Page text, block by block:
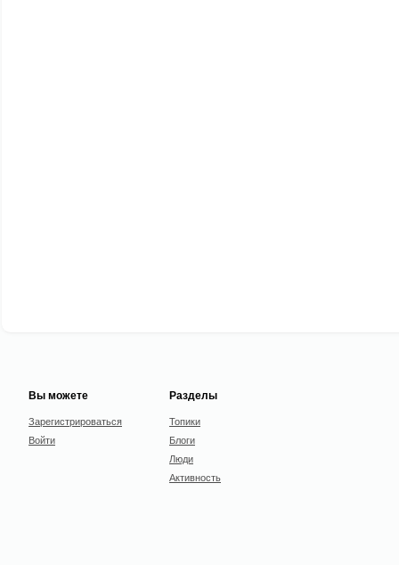
Вы можете
Зарегистрироваться
Войти
Разделы
Топики
Блоги
Люди
Активность